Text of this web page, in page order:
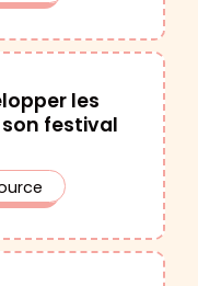
les
festival